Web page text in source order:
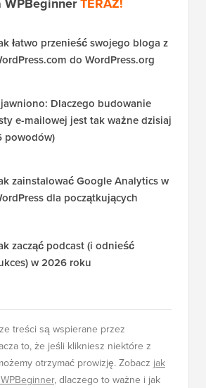
łatwo przenieść swojego bloga z
do WordPress.org
Dlaczego budowanie
e-mailowej jest tak ważne dzisiaj
powodów)
zainstalować Google Analytics w
dla początkujących
zacząć podcast (i odnieść
w 2026 roku
treści są wspierane przez
to, że jeśli klikniesz niektóre z
otrzymać prowizję. Zobacz jak
, dlaczego to ważne i jak